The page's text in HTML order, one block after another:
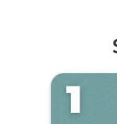
1